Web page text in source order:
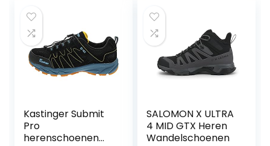
Kastinger Submit
Pro
herenschoenen
SALOMON X ULTRA
4 MID GTX Heren
Wandelschoenen